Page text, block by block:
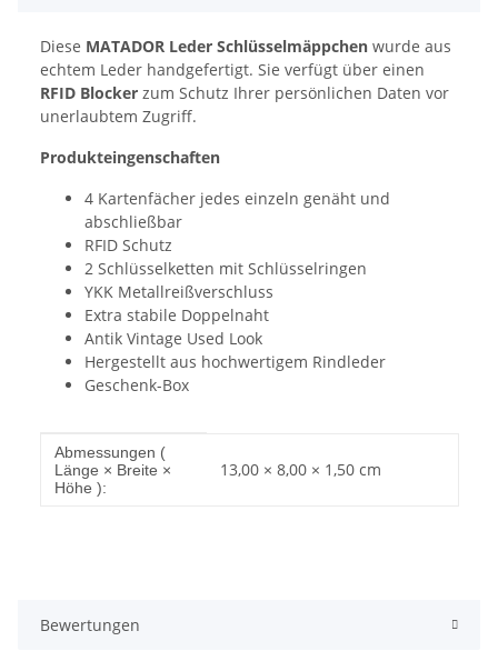
Diese MATADOR Leder Schlüsselmäppchen wurde aus
echtem Leder handgefertigt. Sie verfügt über einen
RFID Blocker zum Schutz Ihrer persönlichen Daten vor
unerlaubtem Zugriff.
Produkteingenschaften
4 Kartenfächer jedes einzeln genäht und
abschließbar
RFID Schutz
2 Schlüsselketten mit Schlüsselringen
YKK Metallreißverschluss
Extra stabile Doppelnaht
Antik Vintage Used Look
Hergestellt aus hochwertigem Rindleder
Geschenk-Box
Produkteigenschaft
Wert
Abmessungen (
Länge × Breite ×
Höhe ):
13,00 × 8,00 × 1,50 cm
Bewertungen